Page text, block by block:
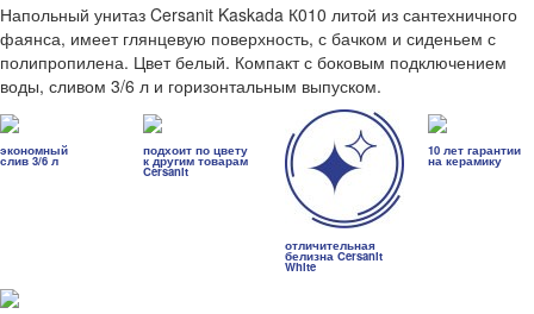
Напольный унитаз Cersanit Kaskada К010 литой из сантехничного
фаянса, имеет глянцевую поверхность, с бачком и сиденьем с
полипропилена. Цвет белый. Компакт с боковым подключением
воды, сливом 3/6 л и горизонтальным выпуском.
экономный
слив 3/6 л
подхоит по цвету
к другим товарам
Cersanit
отличительная
белизна Cersanit
White
10 лет гарантии
на керамику